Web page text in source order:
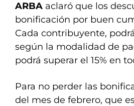
ARBA aclaró que los
bonificación por buen
Cada contribuyente,
según la modalidad de
podrá superar el 15% en
Para no perder las
del mes de febrero, que